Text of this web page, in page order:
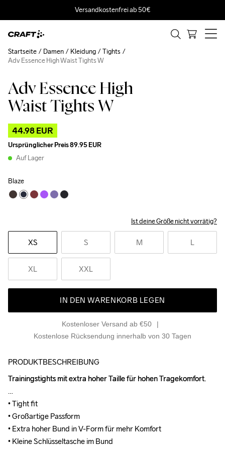
Versandkostenfrei ab 50€
Adv Essence High
Waist Tights W
44.98 EUR
Ursprünglicher Preis89.95 EUR
Auf Lager
Blaze
Ist deine Größe nicht vorrätig?
XS S M L
XL XXL
IN DEN WARENKORB LEGEN
Kostenloser Versand ab €50
Kostenlose Rücksendung innerhalb von 30 Tagen
Startseite Damen Kleidung
Tights
Adv Essence High Waist Tights W
Outlet
PRODUKTBESCHREIBUNG
Trainingstights mit extra hoher Taille für hohen Tragekomfort.
• Tight fit
• Großartige Passform
• Extra hoher Bund in V-Form für mehr Komfort
• Kleine Schlüsseltasche im Bund
Trainingstights mit extra hoher Taille für hohen Tragekomfort.
• Tight fit
• Großartige Passform
• Extra hoher Bund in V-Form für mehr Komfort
• Kleine Schlüsseltasche im Bund